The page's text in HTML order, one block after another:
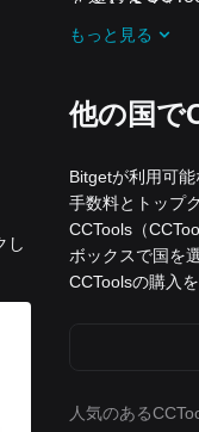
し
加し、無料
もっと見る
他の国で
Bitgetが利用可
手数料とトップ
CCTools（
ボックスで国を
CCToolsの購入
人気のある